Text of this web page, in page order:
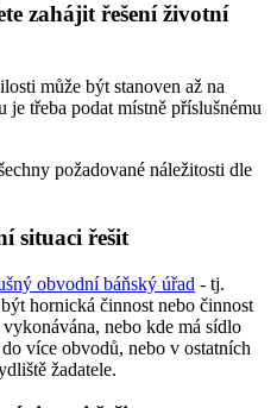
zahájit řešení životní
může být stanoven až na
je třeba podat místně příslušnému
požadované náležitosti dle
situaci řešit
obvodní báňský úřad - tj.
hornická činnost nebo činnost
nebo kde má sídlo
více obvodů, nebo v ostatních
žadatele.